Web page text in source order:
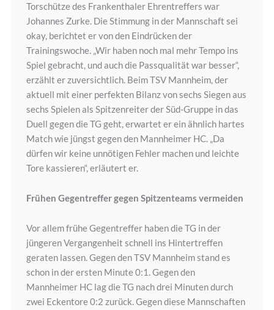
Torschütze des Frankenthaler Ehrentreffers war
Johannes Zurke. Die Stimmung in der Mannschaft sei
okay, berichtet er von den Eindrücken der
Trainingswoche. „Wir haben noch mal mehr Tempo ins
Spiel gebracht, und auch die Passqualität war besser“,
erzählt er zuversichtlich. Beim TSV Mannheim, der
aktuell mit einer perfekten Bilanz von sechs Siegen aus
sechs Spielen als Spitzenreiter der Süd-Gruppe in das
Duell gegen die TG geht, erwartet er ein ähnlich hartes
Match wie jüngst gegen den Mannheimer HC. „Da
dürfen wir keine unnötigen Fehler machen und leichte
Tore kassieren“, erläutert er.
Frühen Gegentreffer gegen Spitzenteams vermeiden
Vor allem frühe Gegentreffer haben die TG in der
jüngeren Vergangenheit schnell ins Hintertreffen
geraten lassen. Gegen den TSV Mannheim stand es
schon in der ersten Minute 0:1. Gegen den
Mannheimer HC lag die TG nach drei Minuten durch
zwei Eckentore 0:2 zurück. Gegen diese Mannschaften